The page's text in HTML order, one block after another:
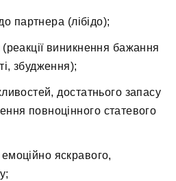
партнера (лібідо);
(реакції виникнення бажання
збудження);
достатнього запасу
повноцінного статевого
емоційно яскравого,